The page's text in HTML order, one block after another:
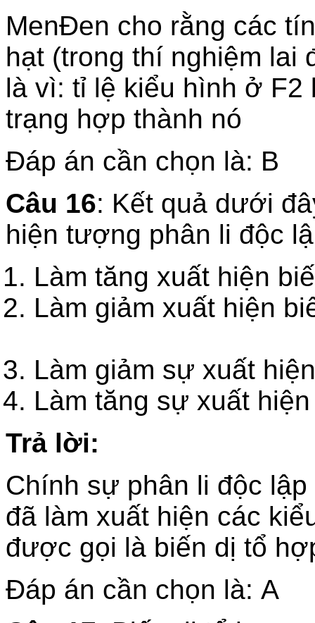
MenĐen cho rằng các
hạt (trong thí nghiệm lai
là vì: tỉ lệ kiểu hình ở F2
trạng hợp thành nó
Đáp án cần chọn là: B
Câu 16: Kết quả dưới
hiện tượng phân li độc
Làm tăng xuất
Làm giảm
Làm giảm sự xuất
Làm tăng sự xuất
Trả lời:
Chính sự phân li độc
đã làm xuất hiện các
được gọi là biến dị tổ
Đáp án cần chọn là: A